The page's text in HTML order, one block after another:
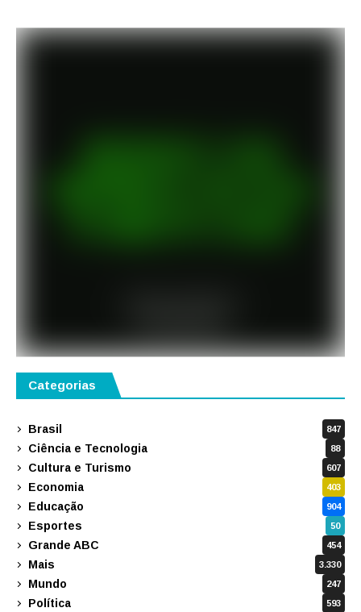
Categorias
Brasil 847
Ciência e Tecnologia 88
Cultura e Turismo 607
Economia 403
Educação 904
Esportes 50
Grande ABC 454
Mais 3.330
Mundo 247
Política 593